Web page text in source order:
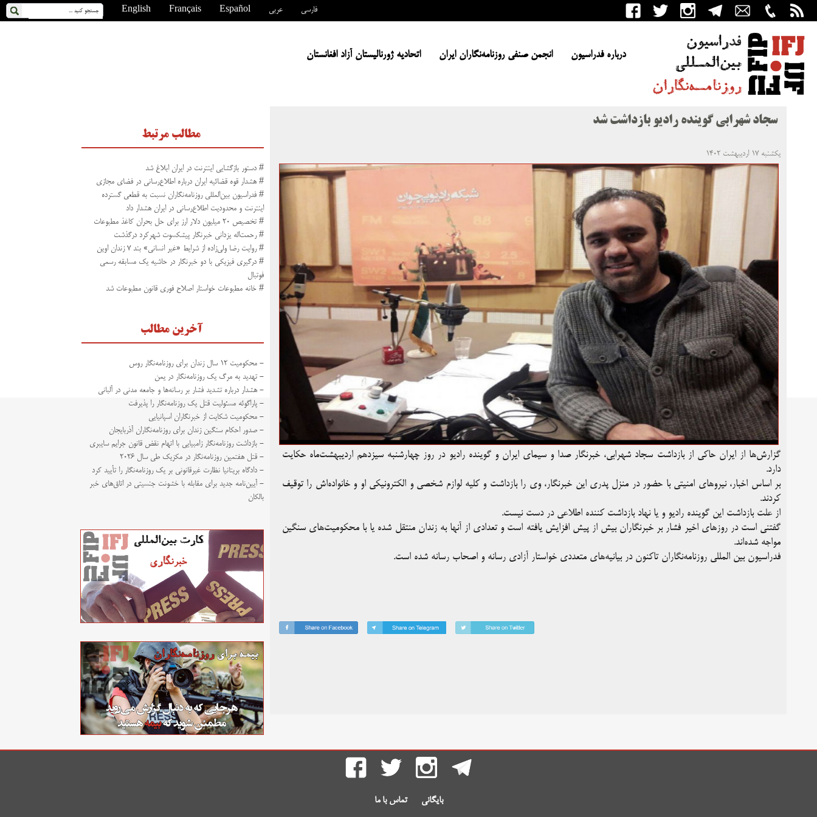
English Français Español عربی فارسی
درباره فدراسیون انجمن صنفی روزنامه‌نگاران ایران اتحادیه ژورنالیستان آزاد افغانستان
سجاد شهرابی گوینده رادیو بازداشت شد
یکشنبه ۱۷ اردیبهشت ۱۴۰۲
گزارش‌ها از ایران حاکی از بازداشت سجاد شهرابی، خبرنگار صدا و سیمای ایران و گوینده رادیو در روز چهارشنبه سیزدهم اردیبهشت‌ماه حکایت
دارد.
بر اساس اخبار، نیروهای امنیتی با حضور در منزل پدری این خبرنگار، وی را بازداشت و کلیه لوازم شخصی و الکترونیکی او و خانواده‌اش را توقیف
کردند.
از علت بازداشت این گوینده رادیو و یا نهاد بازداشت کننده اطلاعی در دست نیست.
گفتنی است در روزهای اخیر فشار بر خبرنگاران بیش از پیش افزایش یافته است و تعدادی از آنها به زندان منتقل شده یا با محکومیت‌های سنگین
مواجه شده‌اند.
فدراسیون بین المللی روزنامه‌نگاران تاکنون در بیانیه‌های متعددی خواستار آزادی رسانه و اصحاب رسانه شده است.
مطالب مرتبط
# دستور بازگشایی اینترنت در ایران ابلاغ شد
# هشدار قوه قضائیه ایران درباره اطلاع‌رسانی در فضای مجازی
# فدراسیون بین‌المللی روزنامه‌نگاران نسبت به قطعی گسترده
اینترنت و محدودیت اطلاع‌رسانی در ایران هشدار داد
# تخصیص ۲۰ میلیون دلار ارز برای حل بحران کاغذ مطبوعات
# رحمت‌اله یزدانی خبرنگار پیشکسوت شهرکرد درگذشت
# روایت رضا ولی‌زاده از شرایط «غیر انسانی» بند ۷ زندان اوین
# درگیری فیزیکی با دو خبرنگار در حاشیه یک مسابقه رسمی
فوتبال
# خانه مطبوعات خواستار اصلاح فوری قانون مطبوعات شد
آخرین مطالب
- محکومیت ۱۲ سال زندان برای روزنامه‌نگار روس
- تهدید به مرگ یک روزنامه‌نگار در یمن
- هشدار درباره تشدید فشار بر رسانه‌ها و جامعه مدنی در آلبانی
- پاراگوئه مسئولیت قتل یک روزنامه‌نگار را پذیرفت
- محکومیت شکایت از خبرنگاران اسپانیایی
- صدور احکام سنگین زندان برای روزنامه‌نگاران آذربایجان
- بازداشت روزنامه‌نگار زامبیایی با اتهام نقض قانون جرایم سایبری
- قتل هفتمین روزنامه‌نگار در مکزیک طی سال ۲۰۲۶
- دادگاه بریتانیا نظارت غیرقانونی بر یک روزنامه‌نگار را تأیید کرد
- آیین‌نامه جدید برای مقابله با خشونت جنسیتی در اتاق‌های خبر
بالکان
بایگانی تماس با ما